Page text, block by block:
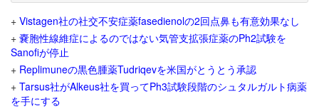
+ Vistagen社の社交不安症薬fasedienolの2回点鼻も有意効果なし
+ 嚢胞性線維症によるのではない気管支拡張症薬のPh2試験を
Sanofiが停止
+ Replimuneの黒色腫薬Tudriqevを米国がとうとう承認
+ Tarsus社がAlkeus社を買ってPh3試験段階のシュタルガルト病薬
を手にする